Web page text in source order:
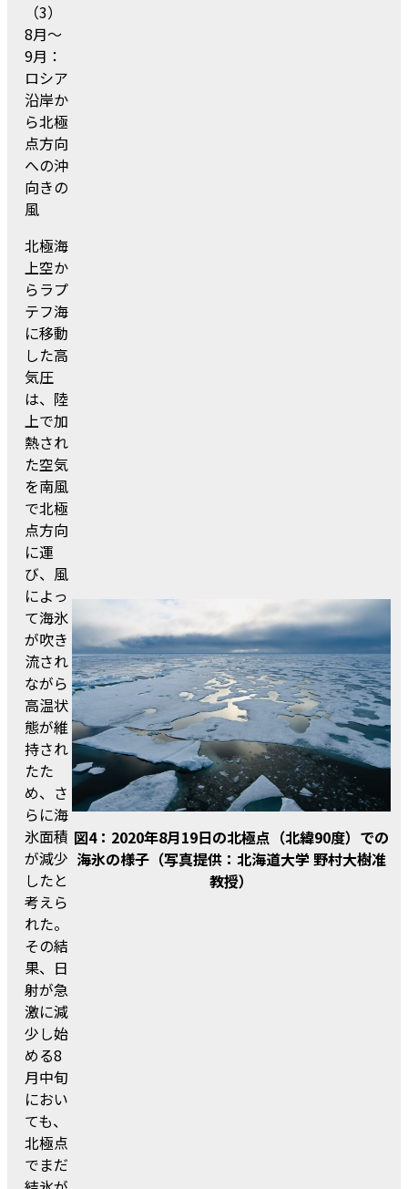
（3）
8月～
9月：
ロシア
沿岸か
ら北極
点方向
への沖
向きの
風
北極海
上空か
らラプ
テフ海
に移動
した高
気圧
は、陸
上で加
熱され
た空気
を南風
で北極
点方向
に運
び、風
によっ
て海氷
が吹き
流され
ながら
高温状
態が維
持され
たた
め、さ
らに海
氷面積
が減少
したと
考えら
れた。
その結
果、日
射が急
激に減
少し始
める8
月中旬
におい
ても、
北極点
でまだ
図4：2020年8月19日の北極点（北緯90度）での
海氷の様子（写真提供：北海道大学 野村大樹准
教授）